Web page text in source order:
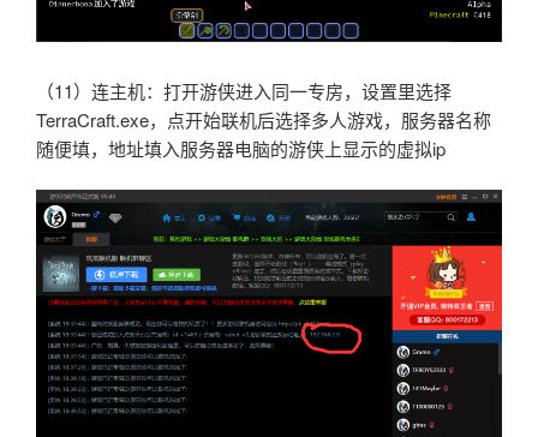
（11）连主机：打开游侠进入同一专房，设置里选择
TerraCraft.exe，点开始联机后选择多人游戏，服务器名称
随便填，地址填入服务器电脑的游侠上显示的虚拟ip